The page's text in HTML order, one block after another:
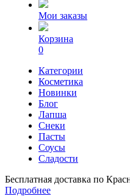
Мои заказы
Корзина
0
Категории
Косметика
Новинки
Блог
Лапша
Снеки
Пасты
Соусы
Сладости
Бесплатная доставка по
Подробнее